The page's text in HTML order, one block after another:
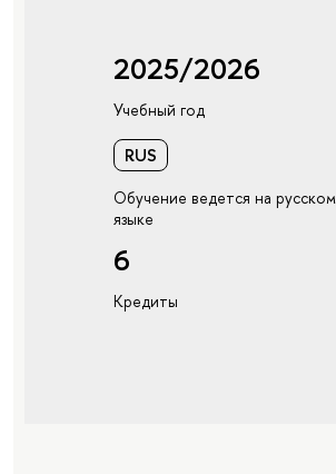
2025/2026
Учебный год
RUS
Обучение ведется на русском
языке
6
Кредиты